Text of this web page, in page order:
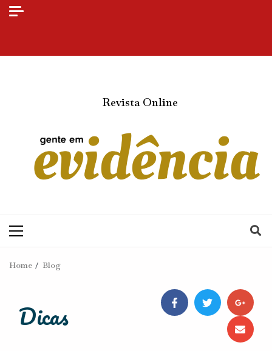
⠀Revista Online
Home Blog
Dicas